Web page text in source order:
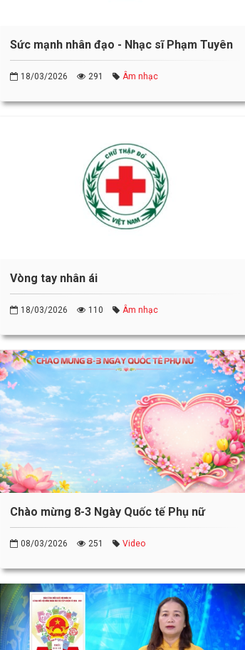
Sức mạnh nhân đạo - Nhạc sĩ Phạm Tuyên
18/03/2026 291 Âm nhạc
Vòng tay nhân ái
18/03/2026 110 Âm nhạc
Chào mừng 8-3 Ngày Quốc tế Phụ nữ
08/03/2026 251 Video